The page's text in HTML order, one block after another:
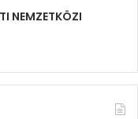
NEMZETKÖZI